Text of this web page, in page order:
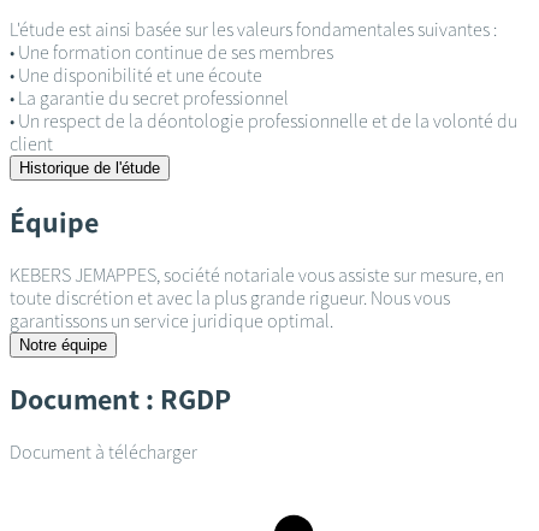
L'étude est ainsi basée sur les valeurs fondamentales suivantes :
• Une formation continue de ses membres
• Une disponibilité et une écoute
• La garantie du secret professionnel
• Un respect de la déontologie professionnelle et de la volonté du
client
Historique de l'étude
Équipe
KEBERS JEMAPPES, société notariale vous assiste sur mesure, en
toute discrétion et avec la plus grande rigueur. Nous vous
garantissons un service juridique optimal.
Notre équipe
Document : RGDP
Document à télécharger